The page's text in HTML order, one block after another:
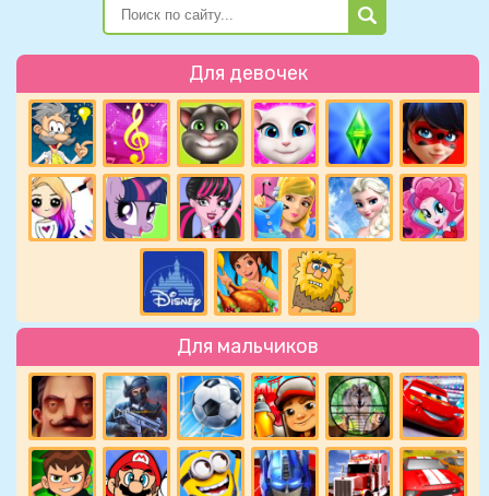
Для девочек
Для мальчиков